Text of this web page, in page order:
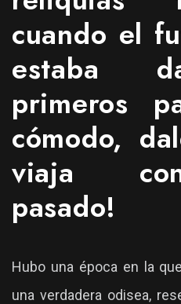
cuando el
estaba
primeros
cómodo,
viaja
pasado!
Hubo una época en la
una verdadera odisea,